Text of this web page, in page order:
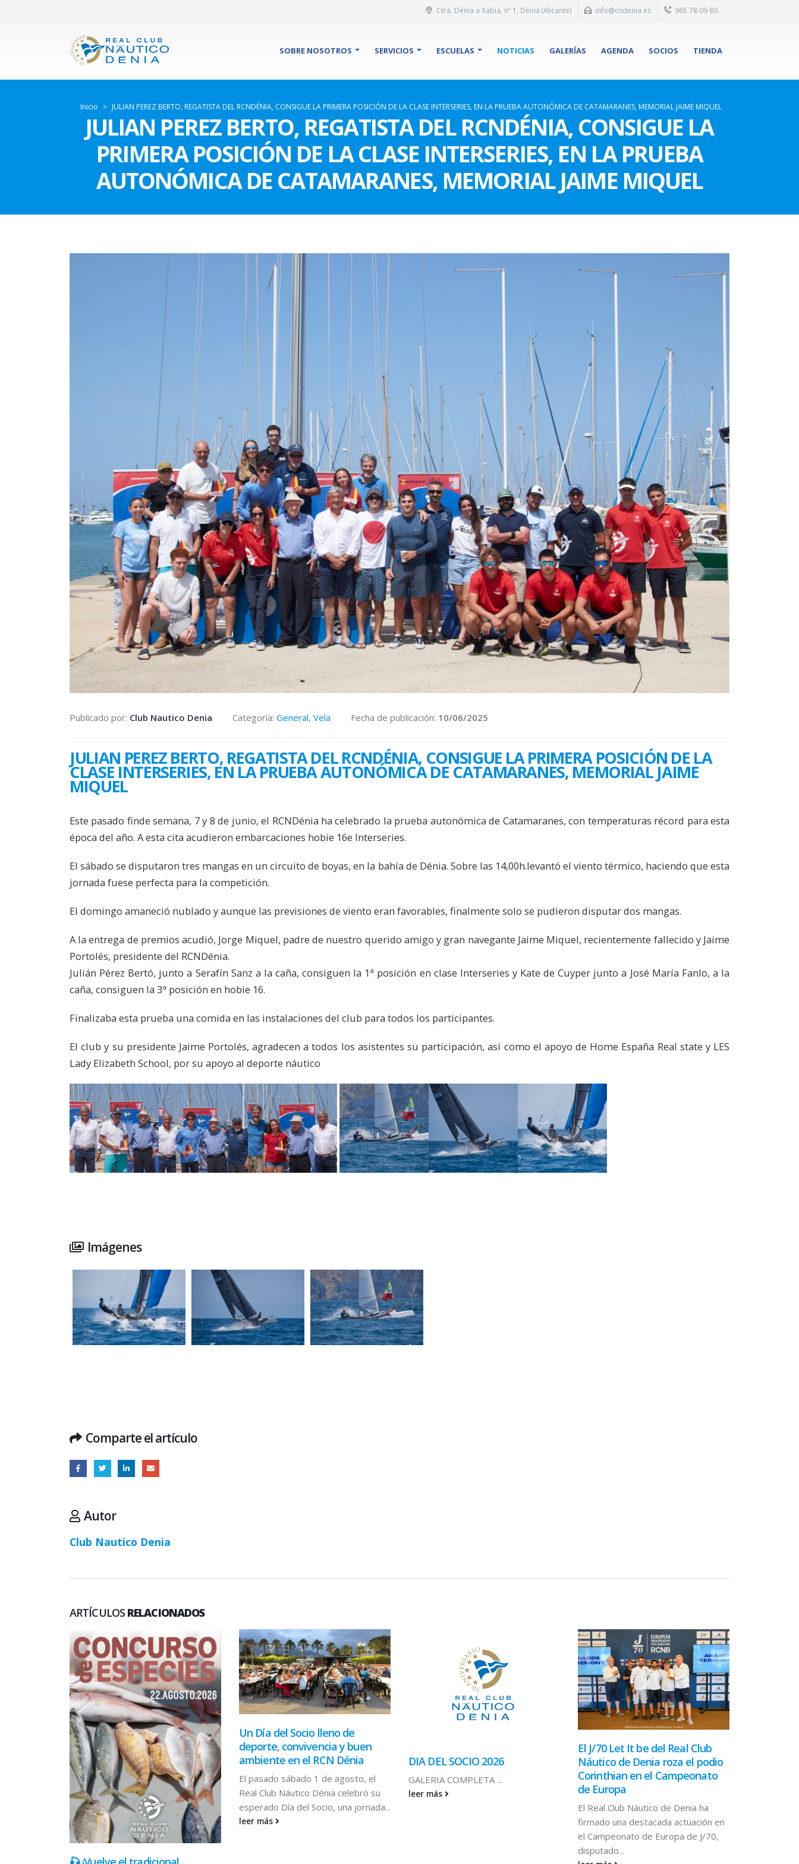
Ctra. Dénia a Xabia, nº 1, Dénia (Alicante) info@cndenia.es 965 78 09 89
SOBRE NOSOTROS SERVICIOS ESCUELAS NOTICIAS GALERÍAS AGENDA SOCIOS TIENDA
Inicio > JULIAN PEREZ BERTO, REGATISTA DEL RCNDÉNIA, CONSIGUE LA PRIMERA POSICIÓN DE LA CLASE INTERSERIES, EN LA PRUEBA AUTONÓMICA DE CATAMARANES, MEMORIAL JAIME MIQUEL
JULIAN PEREZ BERTO, REGATISTA DEL RCNDÉNIA, CONSIGUE LA
PRIMERA POSICIÓN DE LA CLASE INTERSERIES, EN LA PRUEBA
AUTONÓMICA DE CATAMARANES, MEMORIAL JAIME MIQUEL
Publicado por: Club Nautico Denia Categoría: General, Vela Fecha de publicación: 10/06/2025
JULIAN PEREZ BERTO, REGATISTA DEL RCNDÉNIA, CONSIGUE LA PRIMERA POSICIÓN DE LA
CLASE INTERSERIES, EN LA PRUEBA AUTONÓMICA DE CATAMARANES, MEMORIAL JAIME
MIQUEL
Este pasado finde semana, 7 y 8 de junio, el RCNDénia ha celebrado la prueba autonómica de Catamaranes, con temperaturas récord para esta
época del año. A esta cita acudieron embarcaciones hobie 16e Interseries.
El sábado se disputaron tres mangas en un circuito de boyas, en la bahía de Dénia. Sobre las 14,00h.levantó el viento térmico, haciendo que esta
jornada fuese perfecta para la competición.
El domingo amaneció nublado y aunque las previsiones de viento eran favorables, finalmente solo se pudieron disputar dos mangas.
A la entrega de premios acudió, Jorge Miquel, padre de nuestro querido amigo y gran navegante Jaime Miquel, recientemente fallecido y Jaime
Portolés, presidente del RCNDénia.
Julián Pérez Bertó, junto a Serafín Sanz a la caña, consiguen la 1ª posición en clase Interseries y Kate de Cuyper junto a José María Fanlo, a la
caña, consiguen la 3ª posición en hobie 16.
Finalizaba esta prueba una comida en las instalaciones del club para todos los participantes.
El club y su presidente Jaime Portolés, agradecen a todos los asistentes su participación, así como el apoyo de Home España Real state y LES
Lady Elizabeth School, por su apoyo al deporte náutico
Imágenes
Comparte el artículo
Autor
Club Nautico Denia
ARTÍCULOS RELACIONADOS
Un Día del Socio lleno de
deporte, convivencia y buen
ambiente en el RCN Dénia
El pasado sábado 1 de agosto, el
Real Club Náutico Dénia celebró su
esperado Día del Socio, una jornada...
leer más
DIA DEL SOCIO 2026
GALERIA COMPLETA ...
leer más
El J/70 Let It be del Real Club
Náutico de Denia roza el podio
Corinthian en el Campeonato
de Europa
El Real Club Náutico de Denia ha
firmado una destacada actuación en
el Campeonato de Europa de J/70,
disputado...